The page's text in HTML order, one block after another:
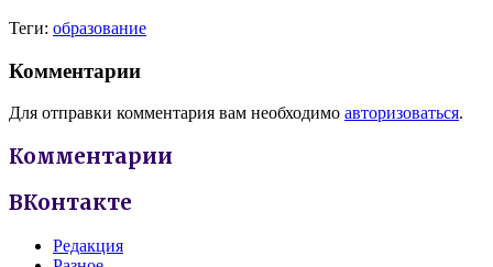
Теги: образование
Комментарии
Для отправки комментария вам необходимо авторизоваться.
Комментарии
ВКонтакте
Редакция